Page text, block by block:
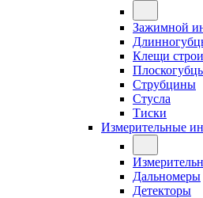
Зажимной
Клещи
Струбцины
Стусла
Тиски
Измерительные
Дальномеры
Детекторы